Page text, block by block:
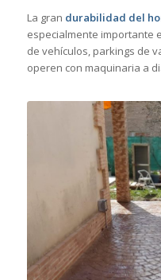
La gran durabilidad del
especialmente importante
de vehículos, parkings de
operen con maquinaria a